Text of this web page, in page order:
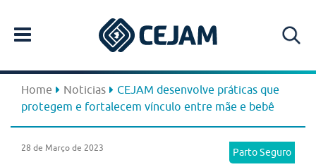
Home Noticias
CEJAM desenvolve práticas que
protegem e fortalecem vínculo entre mãe e bebê
Parto Seguro
28 de Março de 2023